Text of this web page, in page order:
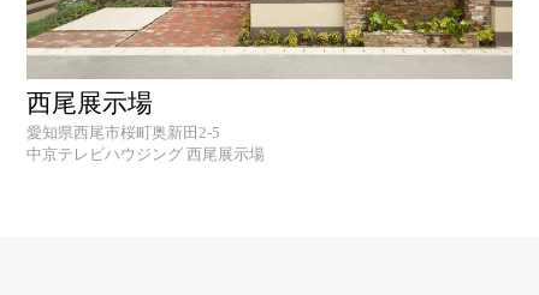
西尾展示場
愛知県西尾市桜町奥新田2-5
中京テレビハウジング 西尾展示場